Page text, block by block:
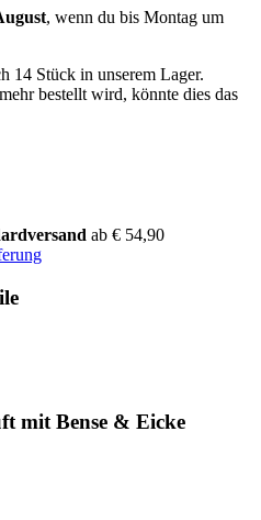
, wenn du bis Montag um
14 Stück in unserem Lager.
bestellt wird, könnte dies das
ab € 54,90
mit Bense & Eicke